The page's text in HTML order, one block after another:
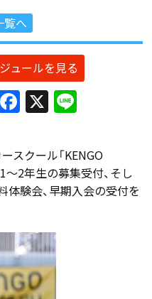
覧へ
ュールを見る
Facebook
X
スクール「KENGO
～2年生の募集受付、そし
験会、早期入会の受付を